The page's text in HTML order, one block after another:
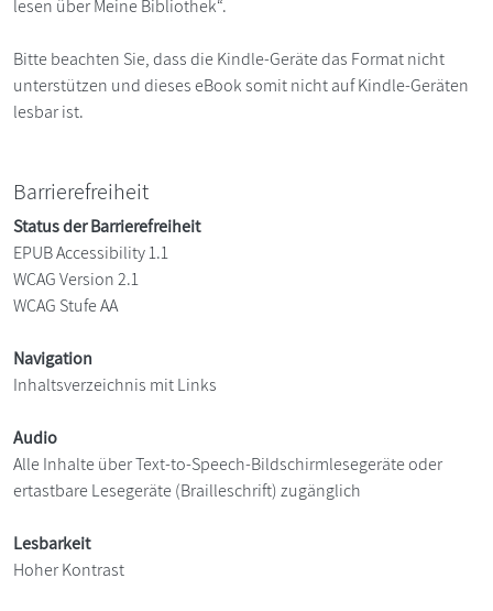
lesen über Meine Bibliothek“.
Bitte beachten Sie, dass die Kindle-Geräte das Format nicht
unterstützen und dieses eBook somit nicht auf Kindle-Geräten
lesbar ist.
Barrierefreiheit
Status der Barrierefreiheit
EPUB Accessibility 1.1
WCAG Version 2.1
WCAG Stufe AA
Navigation
Inhaltsverzeichnis mit Links
Audio
Alle Inhalte über Text-to-Speech-Bildschirmlesegeräte oder
ertastbare Lesegeräte (Brailleschrift) zugänglich
Lesbarkeit
Hoher Kontrast